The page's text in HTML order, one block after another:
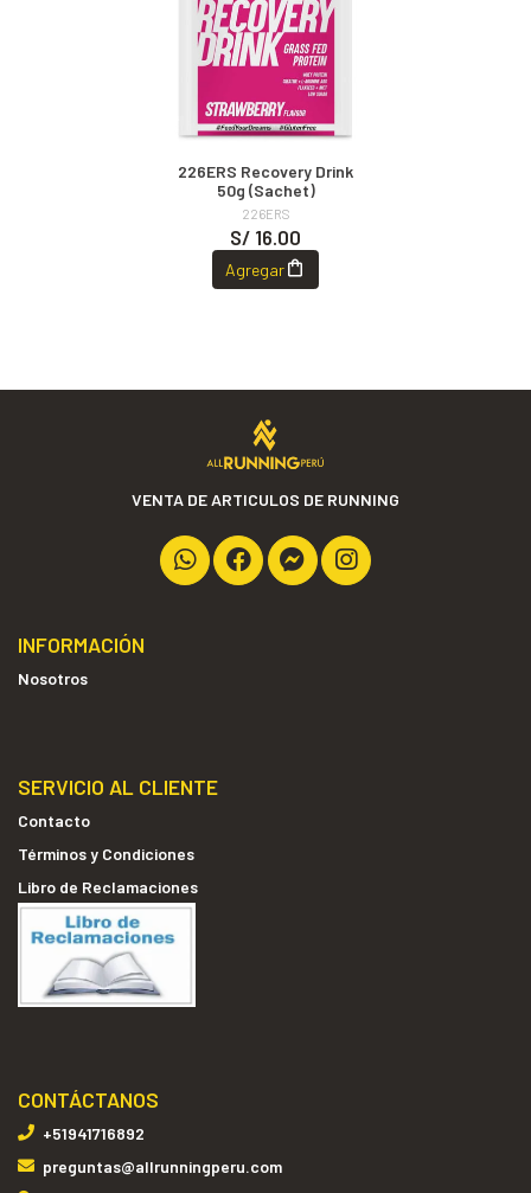
226ERS Recovery Drink
50g (Sachet)
226ERS
S/ 16.00
Agregar
VENTA DE ARTICULOS DE RUNNING
INFORMACIÓN
Nosotros
SERVICIO AL CLIENTE
Contacto
Términos y Condiciones
Libro de Reclamaciones
CONTÁCTANOS
+51941716892
preguntas@allrunningperu.com